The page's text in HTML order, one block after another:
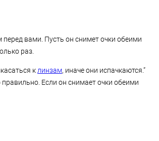
вами. Пусть он снимет очки обеими
раз.
к линзам, иначе они испачкаются.”
Если он снимает очки обеими